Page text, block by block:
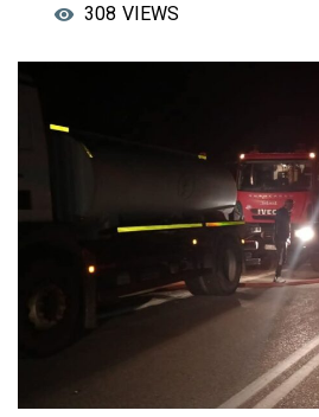
308 VIEWS